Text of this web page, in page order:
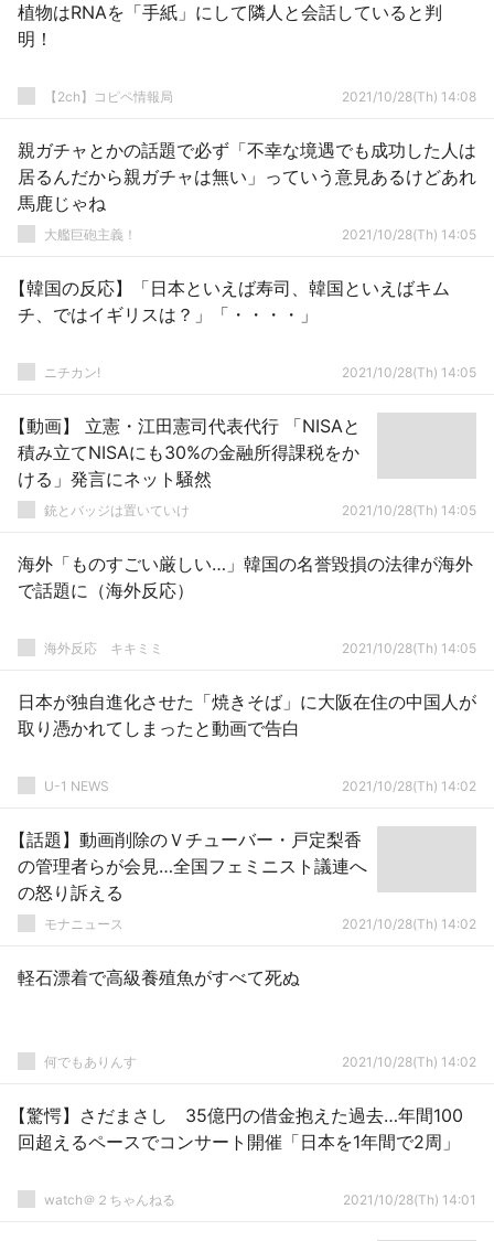
植物はRNAを「手紙」にして隣人と会話していると判
明！
【2ch】コピペ情報局 2021/10/28(Th) 14:08
親ガチャとかの話題で必ず「不幸な境遇でも成功した人は
居るんだから親ガチャは無い」っていう意見あるけどあれ
馬鹿じゃね
大艦巨砲主義！ 2021/10/28(Th) 14:05
【韓国の反応】「日本といえば寿司、韓国といえばキム
チ、ではイギリスは？」「・・・・」
ニチカン! 2021/10/28(Th) 14:05
【動画】 立憲・江田憲司代表代行 「NISAと
積み立てNISAにも30%の金融所得課税をか
ける」発言にネット騒然
銃とバッジは置いていけ 2021/10/28(Th) 14:05
海外「ものすごい厳しい…」韓国の名誉毀損の法律が海外
で話題に（海外反応）
­海外反応 キキミミ 2021/10/28(Th) 14:05
日本が独自進化させた「焼きそば」に大阪在住の中国人が
取り憑かれてしまったと動画で告白
U-1 NEWS 2021/10/28(Th) 14:02
【話題】動画削除のＶチューバー・戸定梨香
の管理者らが会見…全国フェミニスト議連へ
の怒り訴える
モナニュース 2021/10/28(Th) 14:02
軽石漂着で高級養殖魚がすべて死ぬ
何でもありんす 2021/10/28(Th) 14:02
【驚愕】さだまさし 35億円の借金抱えた過去…年間100
回超えるペースでコンサート開催「日本を1年間で2周」
watch＠２ちゃんねる 2021/10/28(Th) 14:01